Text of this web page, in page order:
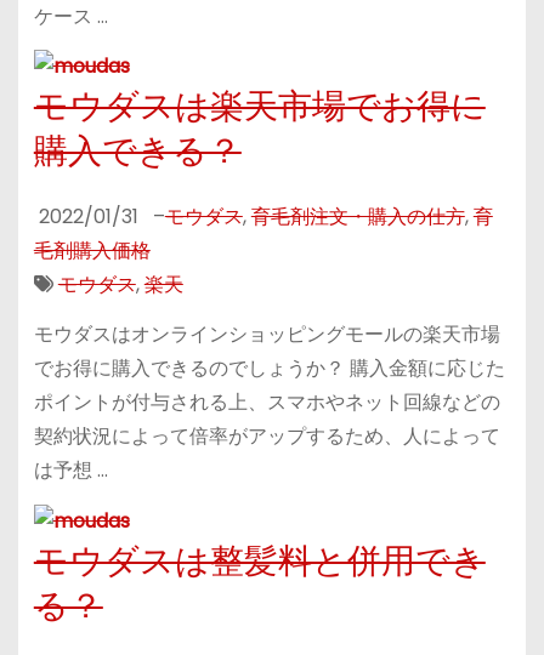
ケース …
モウダスは楽天市場でお得に
購入できる？
2022/01/31 –モウダス,育毛剤注文・購入の仕方,育
毛剤購入価格
モウダス,楽天
モウダスはオンラインショッピングモールの楽天市場
でお得に購入できるのでしょうか？ 購入金額に応じた
ポイントが付与される上、スマホやネット回線などの
契約状況によって倍率がアップするため、人によって
は予想 …
モウダスは整髪料と併用でき
る？